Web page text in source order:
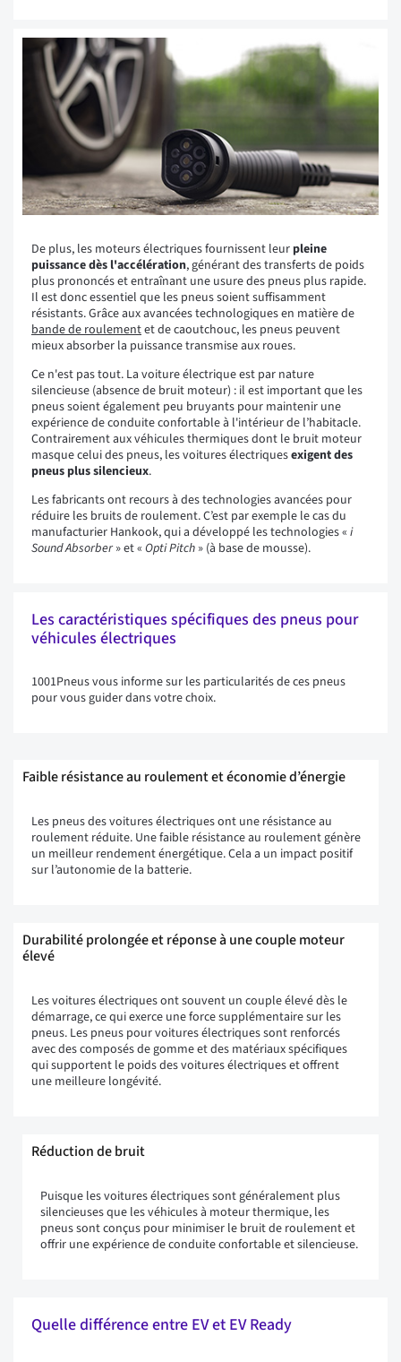
De plus, les moteurs électriques fournissent leur pleine
puissance dès l'accélération, générant des transferts de poids
plus prononcés et entraînant une usure des pneus plus rapide.
Il est donc essentiel que les pneus soient suffisamment
résistants. Grâce aux avancées technologiques en matière de
bande de roulementet de caoutchouc, les pneus peuvent
mieux absorber la puissance transmise aux roues.
Ce n'est pas tout. La voiture électrique est par nature
silencieuse (absence de bruit moteur) : il est important que les
pneus soient également peu bruyants pour maintenir une
expérience de conduite confortable à l'intérieur de l’habitacle.
Contrairement aux véhicules thermiques dont le bruit moteur
masque celui des pneus, les voitures électriquesexigent des
pneus plus silencieux.
Les fabricants ont recours à des technologies avancées pour
réduire les bruits de roulement. C’est par exemple le cas du
manufacturier Hankook, qui a développé les technologies « i
Sound Absorber» et « Opti Pitch » (à base de mousse).
Les caractéristiques spécifiques des pneus pour
véhicules électriques
1001Pneus vous informe sur les particularités de ces pneus
pour vous guider dans votre choix.
Faible résistance au roulement et économie d’énergie
Les pneus des voitures électriques ont une résistance au
roulement réduite. Une faible résistance au roulement génère
un meilleur rendement énergétique. Cela a un impact positif
sur l’autonomie de la batterie.
Durabilité prolongée et réponse à une couple moteur
élevé
Les voitures électriques ont souvent un couple élevé dès le
démarrage, ce qui exerce une force supplémentaire sur les
pneus. Les pneus pour voitures électriques sont renforcés
avec des composés de gomme et des matériaux spécifiques
qui supportent le poids des voitures électriques et offrent
une meilleure longévité.
Réduction de bruit
Puisque les voitures électriques sont généralement plus
silencieuses que les véhicules à moteur thermique, les
pneus sont conçus pour minimiser le bruit de roulement et
offrir une expérience de conduite confortable et silencieuse.
Quelle différence entre EV et EV Ready